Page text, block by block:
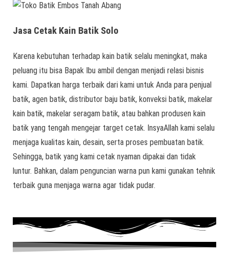
Jasa Cetak Kain Batik Solo
Karena kebutuhan terhadap kain batik selalu meningkat, maka
peluang itu bisa Bapak Ibu ambil dengan menjadi relasi bisnis
kami. Dapatkan harga terbaik dari kami untuk Anda para penjual
batik, agen batik, distributor baju batik, konveksi batik, makelar
kain batik, makelar seragam batik, atau bahkan produsen kain
batik yang tengah mengejar target cetak. InsyaAllah kami selalu
menjaga kualitas kain, desain, serta proses pembuatan batik.
Sehingga, batik yang kami cetak nyaman dipakai dan tidak
luntur. Bahkan, dalam penguncian warna pun kami gunakan tehnik
terbaik guna menjaga warna agar tidak pudar.